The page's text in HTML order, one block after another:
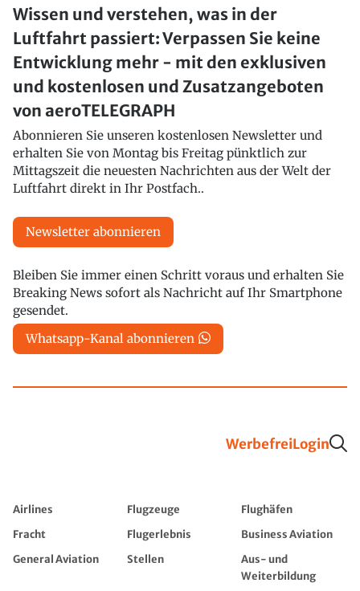
Wissen und verstehen, was in der
Luftfahrt passiert: Verpassen Sie keine
Entwicklung mehr - mit den exklusiven
und kostenlosen und Zusatzangeboten
von aeroTELEGRAPH
Abonnieren Sie unseren kostenlosen Newsletter und
erhalten Sie von Montag bis Freitag pünktlich zur
Mittagszeit die neuesten Nachrichten aus der Welt der
Luftfahrt direkt in Ihr Postfach..
Newsletter abonnieren
Bleiben Sie immer einen Schritt voraus und erhalten Sie
Breaking News sofort als Nachricht auf Ihr Smartphone
gesendet.
Whatsapp-Kanal abonnieren
WerbefreiLogin
Airlines Flugzeuge
Flughäfen
Fracht
Flugerlebnis
Business Aviation
General Aviation
Stellen
Aus- und
Weiterbildung